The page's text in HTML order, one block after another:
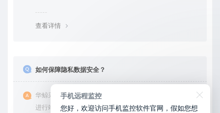
查看详情
如何保障隐私数据安全？
华鲸采用国际领先的 SSL/TLS加密技术，对所有用户数据
进行端到端加密处理。无论是会员账户登录、身份验证还
手机远程监控
您好，欢迎访问手机监控软件官网，假如您想